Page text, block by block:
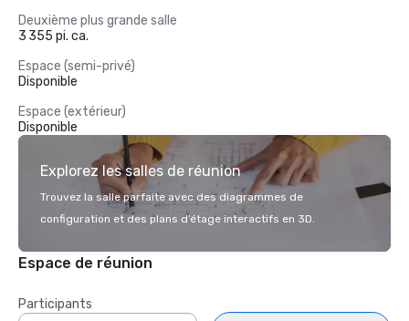
Deuxième plus grande salle
3 355 pi. ca.
Espace (semi-privé)
Disponible
Espace (extérieur)
Disponible
Explorez les salles de réunion
Trouvez la salle parfaite avec des diagrammes de
configuration et des plans d’étage interactifs en 3D.
Espace de réunion
Participants